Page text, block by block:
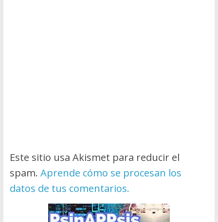
Este sitio usa Akismet para reducir el
spam. Aprende cómo se procesan los
datos de tus comentarios.